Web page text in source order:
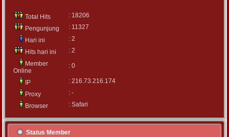
Total Hits
: 18206
Pengunjung
: 11327
Hari ini
: 2
Hits hari ini
: 2
Member
Online
: 0
IP
: 216.73.216.174
Proxy
: -
Browser
: Safari
Status Member